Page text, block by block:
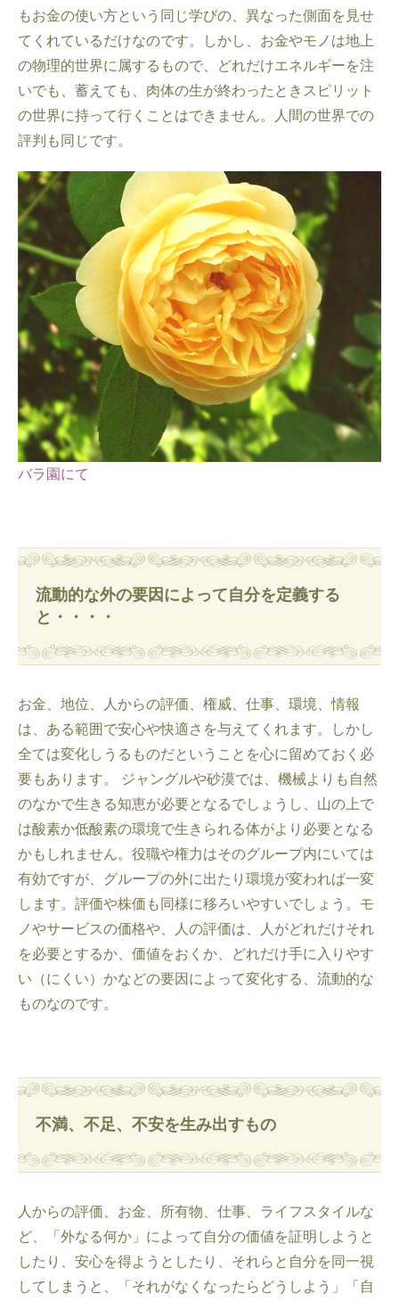
もお金の使い方という同じ学びの、異なった側面を見せ
てくれているだけなのです。しかし、お金やモノは地上
の物理的世界に属するもので、どれだけエネルギーを注
いでも、蓄えても、肉体の生が終わったときスピリット
の世界に持って行くことはできません。人間の世界での
評判も同じです。
バラ園にて
流動的な外の要因によって自分を定義する
と・・・・
お金、地位、人からの評価、権威、仕事、環境、情報
は、ある範囲で安心や快適さを与えてくれます。しかし
全ては変化しうるものだということを心に留めておく必
要もあります。 ジャングルや砂漠では、機械よりも自然
のなかで生きる知恵が必要となるでしょうし、山の上で
は酸素か低酸素の環境で生きられる体がより必要となる
かもしれません。役職や権力はそのグループ内にいては
有効ですが、グループの外に出たり環境が変われば一変
します。評価や株価も同様に移ろいやすいでしょう。モ
ノやサービスの価格や、人の評価は、人がどれだけそれ
を必要とするか、価値をおくか、どれだけ手に入りやす
い（にくい）かなどの要因によって変化する、流動的な
ものなのです。
不満、不足、不安を生み出すもの
人からの評価、お金、所有物、仕事、ライフスタイルな
ど、「外なる何か」によって自分の価値を証明しようと
したり、安心を得ようとしたり、それらと自分を同一視
してしまうと、「それがなくなったらどうしよう」「自